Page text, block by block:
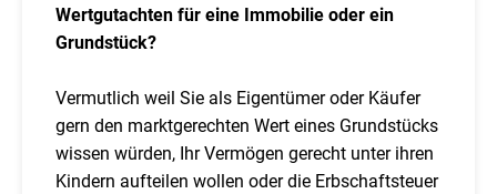
Wertgutachten für eine Immobilie oder ein
Grundstück?
Vermutlich weil Sie als Eigentümer oder Käufer
gern den marktgerechten Wert eines Grundstücks
wissen würden, Ihr Vermögen gerecht unter ihren
Kindern aufteilen wollen oder die Erbschaftsteuer